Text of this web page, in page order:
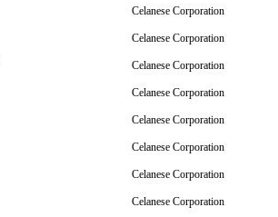
Celanese Corporation
Celanese Corporation
Celanese Corporation
Celanese Corporation
Celanese Corporation
Celanese Corporation
Celanese Corporation
Celanese Corporation